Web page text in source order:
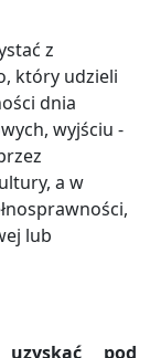
z
który udzieli
dnia
wyjściu -
a w
lub
pod